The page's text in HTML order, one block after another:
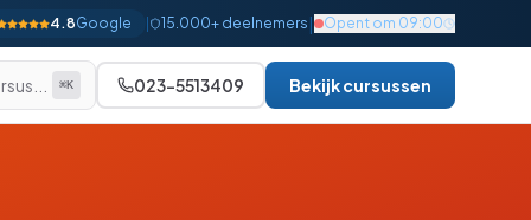
4.8Google 15.000+ deelnemers | Opent om 09:00
⌘K 023-5513409 Bekijk cursussen